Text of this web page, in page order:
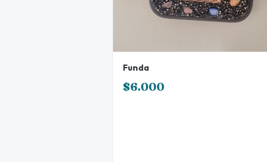
Funda
$6.000